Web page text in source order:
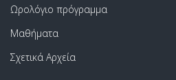
Ωρολόγιο πρόγραμμα
Μαθήματα
Σχετικά Αρχεία